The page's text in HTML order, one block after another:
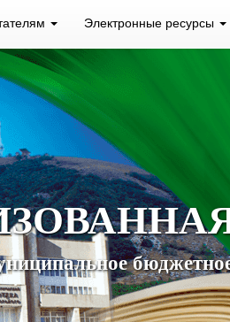
Электронные ресурсы